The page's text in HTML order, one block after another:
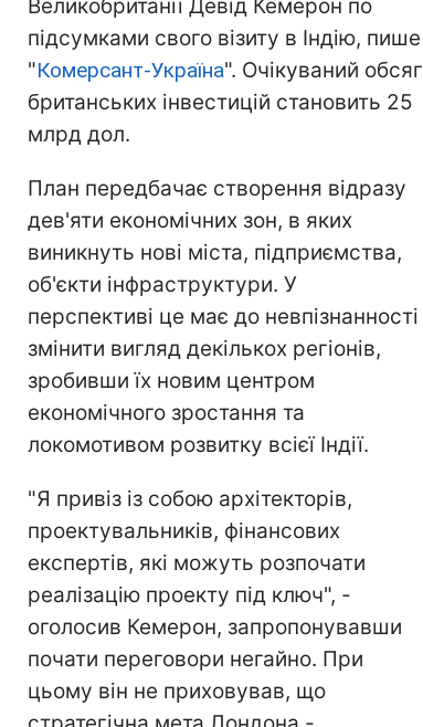
Великобританії Девід Кемерон по
підсумками свого візиту в Індію, пише
"Комерсант-Україна". Очікуваний обсяг
британських інвестицій становить 25
млрд дол.
План передбачає створення відразу
дев'яти економічних зон, в яких
виникнуть нові міста, підприємства,
об'єкти інфраструктури. У
перспективі це має до невпізнанності
змінити вигляд декількох регіонів,
зробивши їх новим центром
економічного зростання та
локомотивом розвитку всієї Індії.
"Я привіз із собою архітекторів,
проектувальників, фінансових
експертів, які можуть розпочати
реалізацію проекту під ключ", -
оголосив Кемерон, запропонувавши
почати переговори негайно. При
цьому він не приховував, що